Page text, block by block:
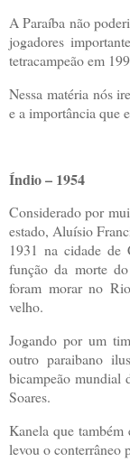
A Paraíba não
jogadores
tetracampeão em
Nessa matéria nós
e a importância que
Índio – 1954
Considerado por
estado, Aluísio
1931 na cidade de
função da morte
foram morar no
velho.
Jogando por um
outro paraibano
bicampeão mundial
Soares.
Kanela que
levou o conterrâneo